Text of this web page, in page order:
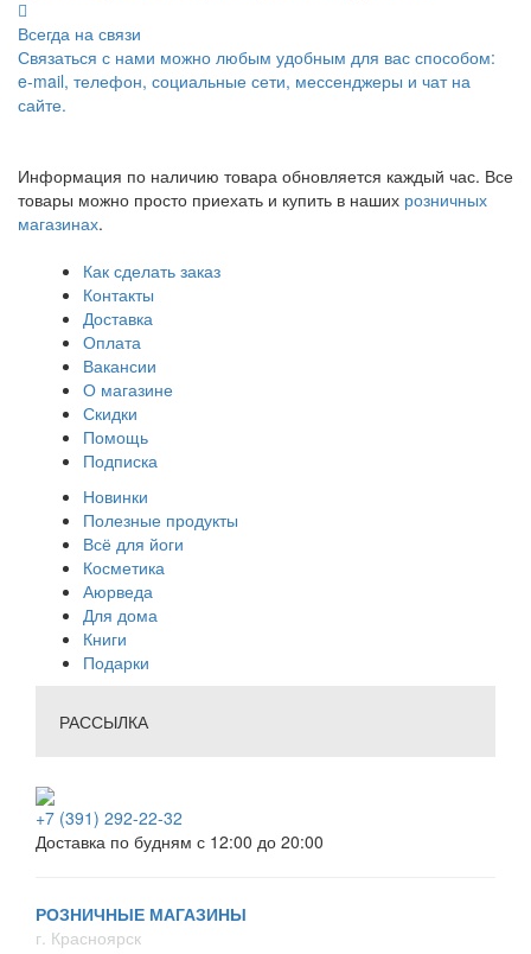
Всегда на связи
Связаться с нами можно любым удобным для вас способом:
e-mail, телефон, социальные сети, мессенджеры и чат на
сайте.
Информация по наличию товара обновляется каждый час. Все
товары можно просто приехать и купить в наших розничных
магазинах.
Как сделать заказ
Контакты
Доставка
Оплата
Вакансии
О магазине
Скидки
Помощь
Подписка
Новинки
Полезные продукты
Всё для йоги
Косметика
Аюрведа
Для дома
Книги
Подарки
РАССЫЛКА
+7 (391) 292-22-32
Доставка по будням с 12:00 до 20:00
РОЗНИЧНЫЕ МАГАЗИНЫ
г. Красноярск